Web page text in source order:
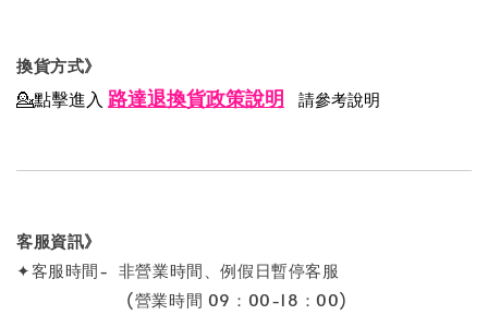
換貨方式》
💁點擊進入 路達退換貨政策說明 請參考說明
客服資訊》
✦客服時間- 非營業時間、例假日暫停客服
(營業時間 09：00-18：00)